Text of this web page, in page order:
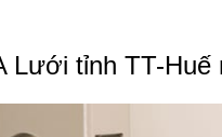
tỉnh TT-Huế